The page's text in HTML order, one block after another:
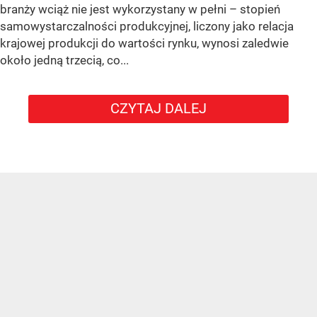
branży wciąż nie jest wykorzystany w pełni – stopień
samowystarczalności produkcyjnej, liczony jako relacja
krajowej produkcji do wartości rynku, wynosi zaledwie
około jedną trzecią, co...
CZYTAJ DALEJ